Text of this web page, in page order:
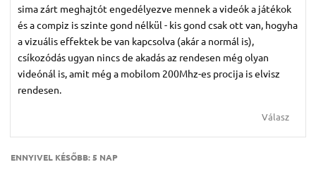
sima zárt meghajtót engedélyezve mennek a videók a játékok
és a compiz is szinte gond nélkül - kis gond csak ott van, hogyha
a vizuális effektek be van kapcsolva (akár a normál is),
csíkozódás ugyan nincs de akadás az rendesen még olyan
videónál is, amit még a mobilom 200Mhz-es procija is elvisz
rendesen.
Válasz
ENNYIVEL KÉSŐBB:5 NAP